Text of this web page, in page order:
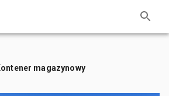
magazynowy